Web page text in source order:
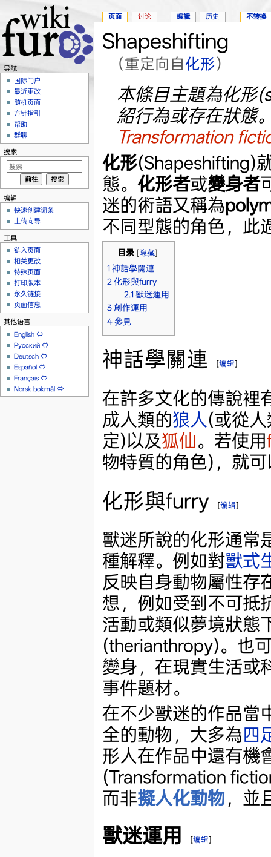
Shapeshifting
（重定向自化形）
本條目主題為化形
紹行為或存在狀態
Transformation
化形(Shapeshifting)
態。 化形者或變身者
迷的術語又稱為
不同型態的角色，此
目录[隐藏]
1 神話學關連
2 化形與furry
2.1 獸迷運用
3 創作運用
4 參見
神話學關連 [编辑]
在許多文化的傳說裡
成人類的狼人 (或從
定)以及狐仙。若使用
物特質的角色)，就
化形與furry [编辑]
獸迷所說的化形通常
種解釋。例如對獸式
反映自身動物屬性存
想，例如受到不可抵
活動或類似夢境狀
(therianthropy)。也
變身，在現實生活或
事件題材。
在不少獸迷的作品當
全的動物，大多為四
形人在作品中還有機
(Transformation
而非擬人化動物 ，並
獸迷運用 [编辑]
页面 讨论 编辑 历史 不转换
导航
国际门户
最近更改
随机页面
方针指引
帮助
群聊
搜索
编辑
快速创建词条
上传向导
工具
链入页面
相关更改
特殊页面
打印版本
永久链接
页面信息
其他语言
English ⇔
Русский ⇔
Deutsch ⇔
Español ⇔
Français ⇔
Norsk bokmål ⇔